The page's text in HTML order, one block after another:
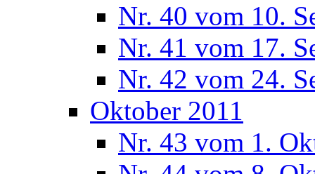
Nr. 40 vom 10.
Nr. 41 vom 17.
Nr. 42 vom 24.
Oktober 2011
Nr. 43 vom 1.